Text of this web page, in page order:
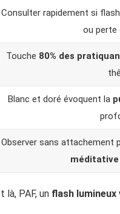
Consulter rapidement si
ou perte
Touche 80% des
Blanc et doré évoquent la
Observer sans attachement
méditative
PAF, un flash lumineux